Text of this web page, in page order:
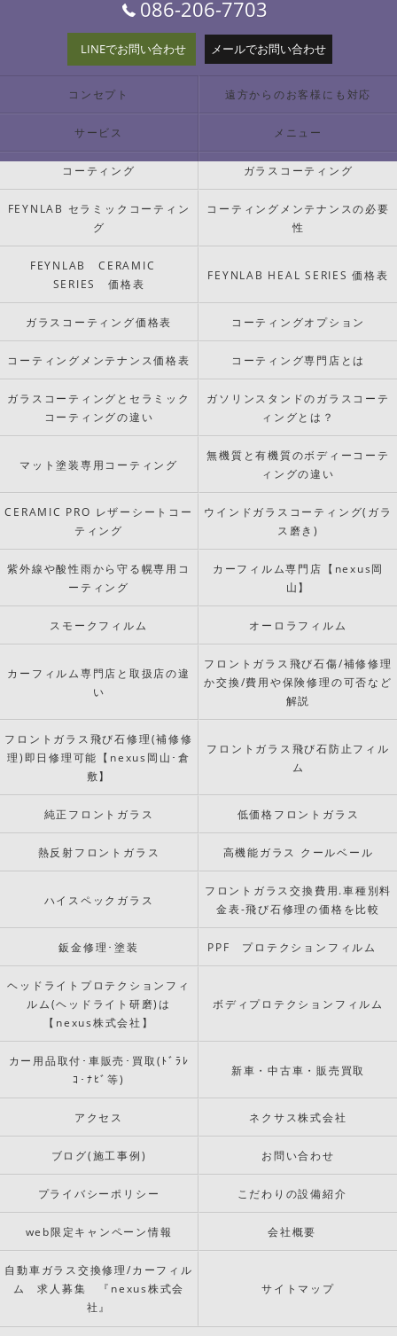
086-206-7703
LINEでお問い合わせ メールでお問い合わせ
コンセプト 遠方からのお客様にも対応
サービス メニュー
コーティング ガラスコーティング
FEYNLAB セラミックコーティン
グ
コーティングメンテナンスの必要
性
FEYNLAB CERAMIC
SERIES 価格表
FEYNLAB HEAL SERIES 価格表
ガラスコーティング価格表 コーティングオプション
コーティングメンテナンス価格表 コーティング専門店とは
ガラスコーティングとセラミック
コーティングの違い
ガソリンスタンドのガラスコーテ
ィングとは？
マット塗装専用コーティング
無機質と有機質のボディーコーテ
ィングの違い
CERAMIC PRO レザーシートコー
ティング
ウインドガラスコーティング(ガラ
ス磨き)
紫外線や酸性雨から守る幌専用コ
ーティング
カーフィルム専門店【nexus岡
山】
スモークフィルム オーロラフィルム
カーフィルム専門店と取扱店の違
い
フロントガラス飛び石傷/補修修理
か交換/費用や保険修理の可否など
解説
フロントガラス飛び石修理(補修修
理)即日修理可能【nexus岡山･倉
敷】
フロントガラス飛び石防止フィル
ム
純正フロントガラス 低価格フロントガラス
熱反射フロントガラス 高機能ガラス クールベール
ハイスペックガラス
フロントガラス交換費用.車種別料
金表-飛び石修理の価格を比較
鈑金修理･塗装 PPF プロテクションフィルム
ヘッドライトプロテクションフィ
ルム(ヘッドライト研磨)は
【nexus株式会社】
ボディプロテクションフィルム
カー用品取付･車販売･買取(ﾄﾞﾗﾚ
ｺ･ﾅﾋﾞ等)
新車・中古車・販売買取
アクセス ネクサス株式会社
ブログ(施工事例) お問い合わせ
プライバシーポリシー こだわりの設備紹介
web限定キャンペーン情報 会社概要
自動車ガラス交換修理/カーフィル
ム 求人募集 『nexus株式会
社』
サイトマップ